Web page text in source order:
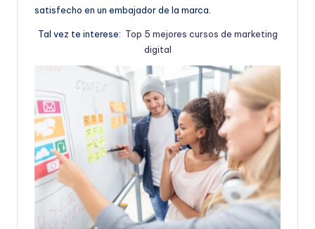
satisfecho en un embajador de la marca.
Tal vez te interese: Top 5 mejores cursos de marketing
digital